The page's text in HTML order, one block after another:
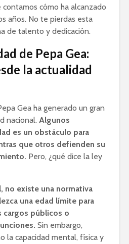
cómo ha alcanzado
años. No te pierdas esta
de talento y dedicación.
de Pepa Gea:
la actualidad
Gea ha generado un gran
nacional. Algunos
es un obstáculo para
que otros defienden su
Pero, ¿qué dice la ley
no existe una normativa
una edad límite para
cargos públicos o
Sin embargo,
la capacidad mental, física y